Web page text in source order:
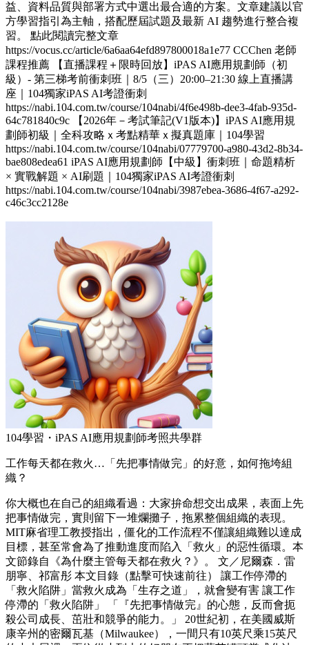
益、資料品質與部署方式中選出最合適的方案。文章建議以官
方學習指引為主軸，搭配歷屆試題及最新 AI 趨勢進行整合複
習。 點此閱讀完整文章
https://vocus.cc/article/6a6aa64efd897800018a1e77 CCChen 老師
課程推薦 【直播課程＋限時回放】iPAS AI應用規劃師（初
級）- 第三梯考前衝刺班｜8/5（三）20:00–21:30 線上直播講
座｜104獨家iPAS AI考證衝刺
https://nabi.104.com.tw/course/104nabi/4f6e498b-dee3-4fab-935d-
64c781840c9c 【2026年－考試筆記(V1版本)】iPAS AI應用規
劃師初級｜全科攻略ｘ考點精華ｘ擬真題庫｜104學習
https://nabi.104.com.tw/course/104nabi/07779700-a980-43d2-8b34-
bae808edea61 iPAS AI應用規劃師【中級】衝刺班｜命題精析
× 實戰解題 × AI刷題​｜104獨家iPAS AI考證衝刺
https://nabi.104.com.tw/course/104nabi/3987ebea-3686-4f67-a292-
c46c3cc2128e
104學習・iPAS AI應用規劃師考照共學群
工作每天都在救火…「先把事情做完」的好意，如何拖垮組
織？
你大概也在自己的組織看過：大家拚命想交出成果，表面上先
把事情做完，實則留下一堆爛攤子，拖累整個組織的表現。
MIT麻省理工教授指出，僵化的工作流程不僅讓組織難以達成
目標，甚至常會為了推動進度而陷入「救火」的惡性循環。本
文節錄自《為什麼主管每天都在救火？》。 文／尼爾森．雷
朋寧、祁富彤 本文目錄（點擊可快速前往） 讓工作停滯的
「救火陷阱」當救火成為「生存之道」，就會變有害 讓工作
停滯的「救火陷阱」 「『先把事情做完』的心態，反而會扼
殺公司成長、茁壯和競爭的能力。」 20世紀初，在美國威斯
康辛州的密爾瓦基（Milwaukee），一間只有10英尺乘15英尺